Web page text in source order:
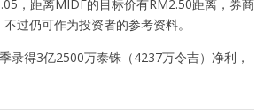
，距离MIDF的目标价有RM2.50距离，券商
过仍可作为投资者的参考资料。
录得3亿2500万泰铢（4237万令吉）净利，